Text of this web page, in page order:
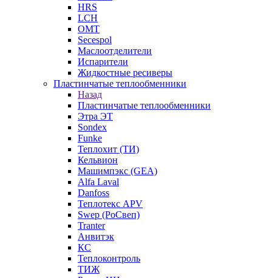
HRS
LCH
OMT
Secespol
Маслоотделители
Испарители
Жидкостные ресиверы
Пластинчатые теплообменники
Назад
Пластинчатые теплообменники
Этра ЭТ
Sondex
Funke
Теплохит (ТИ)
Кельвион
Машимпэкс (GEA)
Alfa Laval
Danfoss
Теплотекс APV
Swep (РоСвеп)
Tranter
Анвитэк
КС
Теплоконтроль
ТИЖ